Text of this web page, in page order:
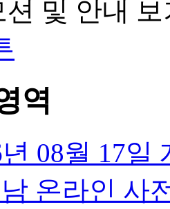
및 안내 보
역
년 08월 17일
온라인 사